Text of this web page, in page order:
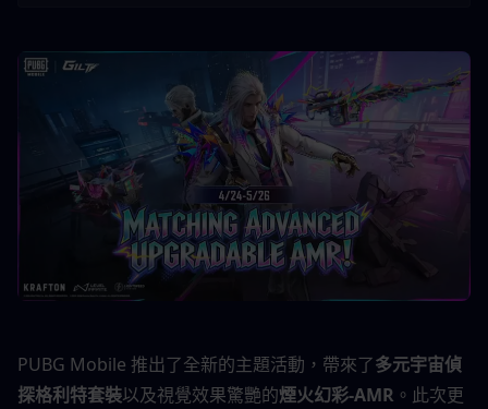
PUBG Mobile 推出了全新的主題活動，帶來了多元宇宙偵
探格利特套裝以及視覺效果驚艷的煙火幻彩-AMR 。此次更